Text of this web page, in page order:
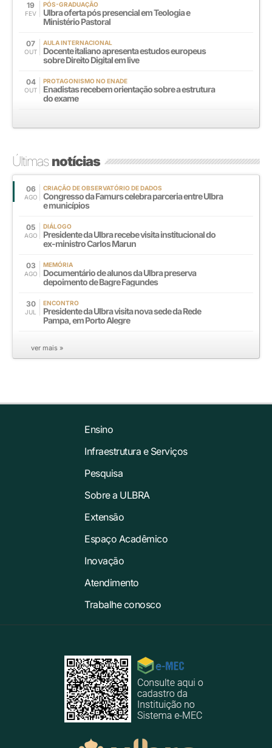
19
FEV
PÓS-GRADUAÇÃO
Ulbra oferta pós presencial em Teologia e
Ministério Pastoral
07
OUT
AULA INTERNACIONAL
Docente italiano apresenta estudos europeus
sobre Direito Digital em live
04
OUT
PROTAGONISMO NO ENADE
Enadistas recebem orientação sobre a estrutura
do exame
Últimasnotícias
06
AGO
CRIAÇÃO DE OBSERVATÓRIO DE DADOS
Congresso da Famurs celebra parceria entre Ulbra
e municípios
05
AGO
DIÁLOGO
Presidente da Ulbra recebe visita institucional do
ex-ministro Carlos Marun
03
AGO
MEMÓRIA
Documentário de alunos da Ulbra preserva
depoimento de Bagre Fagundes
30
JUL
ENCONTRO
Presidente da Ulbra visita nova sede da Rede
Pampa, em Porto Alegre
ver mais »
Ensino
Infraestrutura e Serviços
Pesquisa
Sobre a ULBRA
Extensão
Espaço Acadêmico
Inovação
Atendimento
Trabalhe conosco